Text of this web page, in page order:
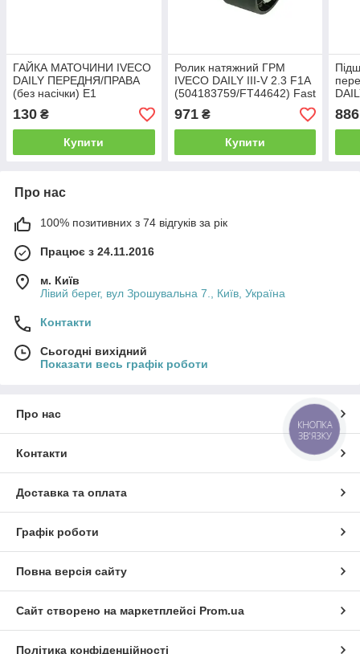
ГАЙКА МАТОЧИНИ IVECO
DAILY ПЕРЕДНЯ/ПРАВА
(без насічки) Е1
130 ₴
Купити
Ролик натяжний ГРМ
IVECO DAILY III-V 2.3 F1A
(504183759/FT44642) Fast
971₴
Купити
886
Про нас
100% позитивних з 74 відгуків за рік
Працює з 24.11.2016
м. Київ
Лівий берег, вул Зрошувальна 7., Київ, Україна
Контакти
Сьогодні вихідний
Показати весь графік роботи
Про нас
Контакти
Доставка та оплата
Графік роботи
Повна версія сайту
Сайт створено на маркетплейсі Prom.ua
Політика конфіденційності
КНОПКА
ЗВ'ЯЗКУ